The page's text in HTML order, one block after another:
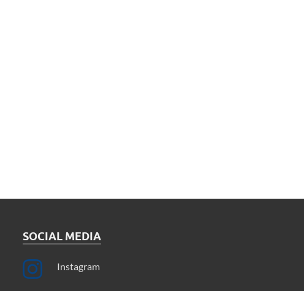
SOCIAL MEDIA
Instagram